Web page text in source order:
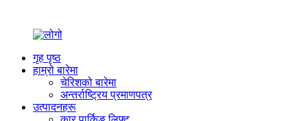
गृह पृष्ठ
हाम्रो बारेमा
चेरिशको बारेमा
अन्तर्राष्ट्रिय प्रमाणपत्र
उत्पादनहरू